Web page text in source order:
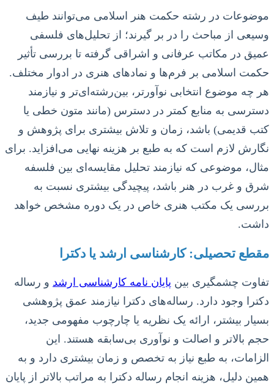
موضوعات در رشته حکمت هنر اسلامی می‌توانند طیف
وسیعی از مباحث را در بر گیرند؛ از تحلیل‌های فلسفی
عمیق در مکاتب عرفانی و اشراقی گرفته تا بررسی تأثیر
حکمت اسلامی بر فرم‌ها و نمادهای هنری در ادوار مختلف.
هر چه موضوع انتخابی نوآورتر، بین‌رشته‌ای‌تر و نیازمند
دسترسی به منابع کمتر در دسترس (مانند متون خطی یا
کتب قدیمی) باشد، زمان و تلاش بیشتری برای پژوهش و
نگارش لازم است که به طبع بر هزینه نهایی می‌افزاید. برای
مثال، موضوعی که نیازمند تحلیل مقایسه‌ای بین فلسفه
شرق و غرب در هنر باشد، پیچیدگی بیشتری نسبت به
بررسی یک مکتب هنری خاص در یک دوره مشخص خواهد
داشت.
مقطع تحصیلی: کارشناسی ارشد یا دکترا
تفاوت چشمگیری بین پایان نامه کارشناسی ارشد و رساله
دکترا وجود دارد. رساله‌های دکترا نیازمند عمق پژوهشی
بسیار بیشتر، ارائه یک نظریه یا چارچوب مفهومی جدید،
حجم بالاتر و اصالت و نوآوری بی‌سابقه هستند. این
الزامات، به طبع نیاز به تخصص و زمان بیشتری دارد و به
همین دلیل، هزینه انجام رساله دکترا به مراتب بالاتر از پایان